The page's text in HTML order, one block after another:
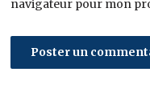
navigateur pour mon